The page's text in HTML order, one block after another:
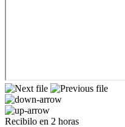
Recibilo en 2 horas